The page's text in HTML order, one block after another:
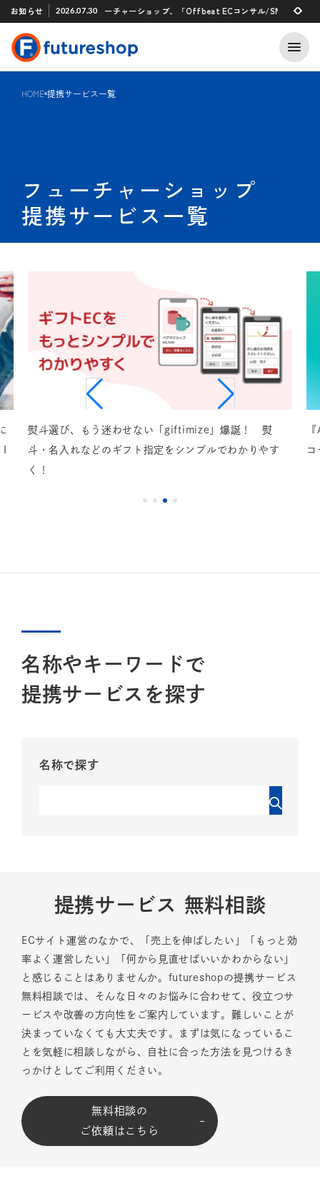
お知らせ
アプリ 「STAFF START」とのタグ連携を開始
2026.07.30
フューチャーショップ、「Offbeat ECコンサル/SNSマーケティング
2026.07.29
HOME 提携サービス一覧
フューチャーショップ
提携サービス一覧
斗選び、もう迷わせない「giftimize」爆誕！ 熨
・名入れなどのギフト指定をシンプルでわかりやす
『
コードで
名称やキーワードで
提携サービスを探す
名称で探す
提携サービス 無料相談
ECサイト運営のなかで、「売上を伸ばしたい」「もっと効
率よく運営したい」「何から見直せばいいかわからない」
と感じることはありませんか。futureshopの提携サービス
無料相談では、そんな日々のお悩みに合わせて、役立つサ
ービスや改善の方向性をご案内しています。難しいことが
決まっていなくても大丈夫です。まずは気になっているこ
とを気軽に相談しながら、自社に合った方法を見つけるき
っかけとしてご利用ください。
無料相談の
ご依頼はこちら